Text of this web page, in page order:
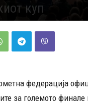
куп
федерација
за големото